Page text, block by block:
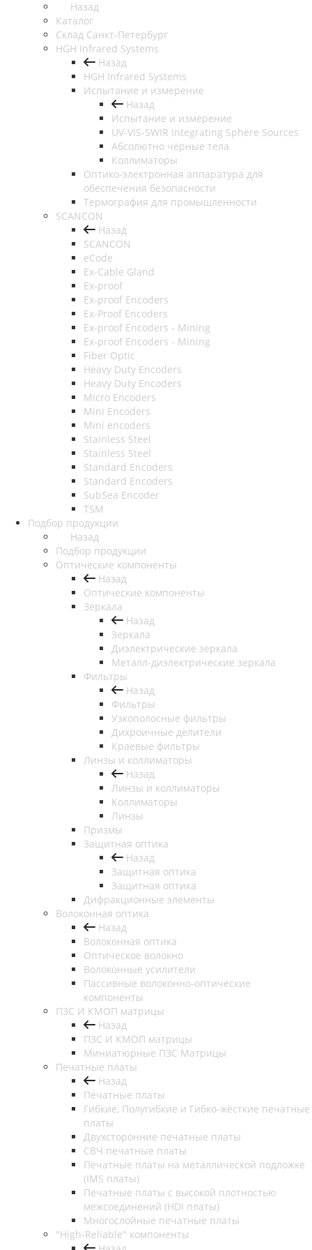
Назад
Каталог
Cклад Санкт-Петербург
HGH Infrared Systems
Назад
HGH Infrared Systems
Испытание и измерение
Назад
Испытание и измерение
UV-VIS-SWIR Integrating Sphere Sources
Абсолютно чёрные тела
Коллиматоры
Оптико-электронная аппаратура для
обеспечения безопасности
Термография для промышленности
SCANCON
Назад
SCANCON
eCode
Ex-Cable Gland
Ex-proof
Ex-proof Encoders
Ex-Proof Encoders
Ex-proof Encoders - Mining
Ex-proof Encoders - Mining
Fiber Optic
Heavy Duty Encoders
Heavy Duty Encoders
Micro Encoders
Mini Encoders
Mini encoders
Stainless Steel
Stainless Steel
Standard Encoders
Standard Encoders
SubSea Encoder
TSM
Подбор продукции
Назад
Подбор продукции
Оптические компоненты
Назад
Оптические компоненты
Зеркала
Назад
Зеркала
Диэлектрические зеркала
Металл-диэлектрические зеркала
Фильтры
Назад
Фильтры
Узкополосные фильтры
Дихроичные делители
Краевые фильтры
Линзы и коллиматоры
Назад
Линзы и коллиматоры
Коллиматоры
Линзы
Призмы
Защитная оптика
Назад
Защитная оптика
Защитная оптика
Дифракционные элементы
Волоконная оптика
Назад
Волоконная оптика
Оптическое волокно
Волоконные усилители
Пассивные волоконно-оптические
компоненты
ПЗС И КМОП матрицы
Назад
ПЗС И КМОП матрицы
Миниатюрные ПЗС Матрицы
Печатные платы
Назад
Печатные платы
Гибкие, Полугибкие и Гибко-жёсткие печатные
платы
Двухсторонние печатные платы
СВЧ печатные платы
Печатные платы на металлической подложке
(IMS платы)
Печатные платы с высокой плотностью
межсоединений (HDI платы)
Многослойные печатные платы
"High-Reliable" компоненты